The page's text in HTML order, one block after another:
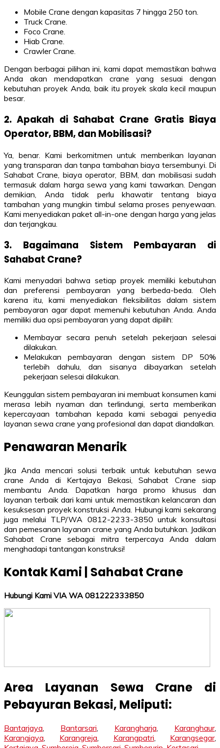
Mobile Crane dengan kapasitas 7 hingga 250 ton.
Truck Crane.
Foco Crane.
Hiab Crane.
Crawler Crane.
Dengan berbagai pilihan ini, kami dapat memastikan bahwa
Anda akan mendapatkan crane yang sesuai dengan
kebutuhan proyek Anda, baik itu proyek skala kecil maupun
besar.
2. Apakah di Sahabat Crane Gratis Biaya
Operator, BBM, dan Mobilisasi?
Ya, benar. Kami berkomitmen untuk memberikan layanan
yang transparan dan tanpa tambahan biaya tersembunyi. Di
Sahabat Crane, biaya operator, BBM, dan mobilisasi sudah
termasuk dalam harga sewa yang kami tawarkan. Dengan
demikian, Anda tidak perlu khawatir tentang biaya
tambahan yang mungkin timbul selama proses penyewaan.
Kami menyediakan paket all-in-one dengan harga yang jelas
dan terjangkau.
3. Bagaimana Sistem Pembayaran di
Sahabat Crane?
Kami menyadari bahwa setiap proyek memiliki kebutuhan
dan preferensi pembayaran yang berbeda-beda. Oleh
karena itu, kami menyediakan fleksibilitas dalam sistem
pembayaran agar dapat memenuhi kebutuhan Anda. Anda
memiliki dua opsi pembayaran yang dapat dipilih:
Membayar secara penuh setelah pekerjaan selesai
dilakukan.
Melakukan pembayaran dengan sistem DP 50%
terlebih dahulu, dan sisanya dibayarkan setelah
pekerjaan selesai dilakukan.
Keunggulan sistem pembayaran ini membuat konsumen kami
merasa lebih nyaman dan terlindungi, serta memberikan
kepercayaan tambahan kepada kami sebagai penyedia
layanan sewa crane yang profesional dan dapat diandalkan.
Penawaran Menarik
Jika Anda mencari solusi terbaik untuk kebutuhan sewa
crane Anda di Kertajaya Bekasi, Sahabat Crane siap
membantu Anda. Dapatkan harga promo khusus dan
layanan terbaik dari kami untuk memastikan kelancaran dan
kesuksesan proyek konstruksi Anda. Hubungi kami sekarang
juga melalui TLP/WA 0812-2233-3850 untuk konsultasi
dan pemesanan layanan crane yang Anda butuhkan. Jadikan
Sahabat Crane sebagai mitra terpercaya Anda dalam
menghadapi tantangan konstruksi!
Kontak Kami | Sahabat Crane
Hubungi Kami VIA WA 081222333850
Area Layanan Sewa Crane di
Pebayuran Bekasi, Meliputi:
Bantarjaya Bantarsari Karangharja Karanghaur,
Karangjaya
Karangreja Karangpatri Karangsegar,